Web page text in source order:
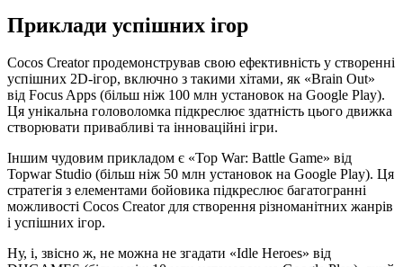
Приклади успішних ігор
Cocos Creator продемонстрував свою ефективність у створенні
успішних 2D-ігор, включно з такими хітами, як «Brain Out»
від Focus Apps (більш ніж 100 млн установок на Google Play).
Ця унікальна головоломка підкреслює здатність цього движка
створювати привабливі та інноваційні ігри.
Іншим чудовим прикладом є «Top War: Battle Game» від
Topwar Studio (більш ніж 50 млн установок на Google Play). Ця
стратегія з елементами бойовика підкреслює багатогранні
можливості Cocos Creator для створення різноманітних жанрів
і успішних ігор.
Ну, і, звісно ж, не можна не згадати «Idle Heroes» від